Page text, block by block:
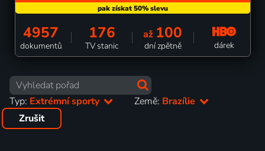
4957
dokumentů
176
TV stanic
až 100
dní zpětně dárek
Typ: Extrémní sporty Země: Brazílie
Zrušit